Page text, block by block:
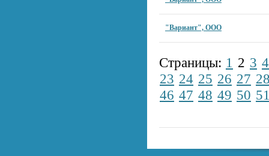
"Вариант", ООО
Страницы: 1 2 3 4
23 24 25 26 27
46 47 48 49 50